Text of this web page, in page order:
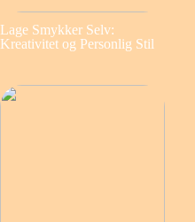
Lage Smykker Selv:
Kreativitet og Personlig Stil